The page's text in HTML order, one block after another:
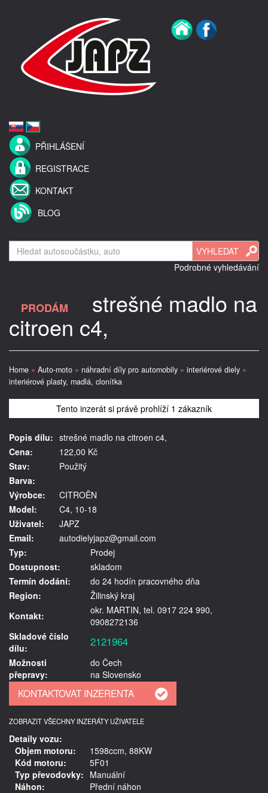
PŘIHLÁŠENÍ
REGISTRACE
KONTAKT
BLOG
Podrobné vyhledávání
PRODÁM strešné madlo na
citroen c4,
Home » Auto-moto » náhradní díly pro automobily » interiérové diely »
interiérové plasty, madlá, clonítka
Tento inzerát si právě prohlíží 1 zákazník
Popis dílu: strešné madlo na citroen c4,
Cena:
122,00 Kč
Stav:
Použitý
Barva:
Výrobce:
CITROËN
Model:
C4, 10-18
Uživatel:
JAPZ
Email:
autodielyjapz@gmail.com
Typ:
Prodej
Dostupnost:
skladom
Termín dodání:
do 24 hodín pracovného dňa
Region:
Žilinský kraj
Kontakt:
okr. MARTIN, tel. 0917 224 990,
0908272136
Skladové číslo
dílu:
2121964
Možnosti
přepravy:
do Čech
na Slovensko
ZOBRAZIT VŠECHNY INZERÁTY UŽIVATELE
Detaily vozu:
Objem motoru:
1598ccm, 88KW
Kód motoru:
5F01
Typ převodovky: Manuální
Náhon:
Přední náhon